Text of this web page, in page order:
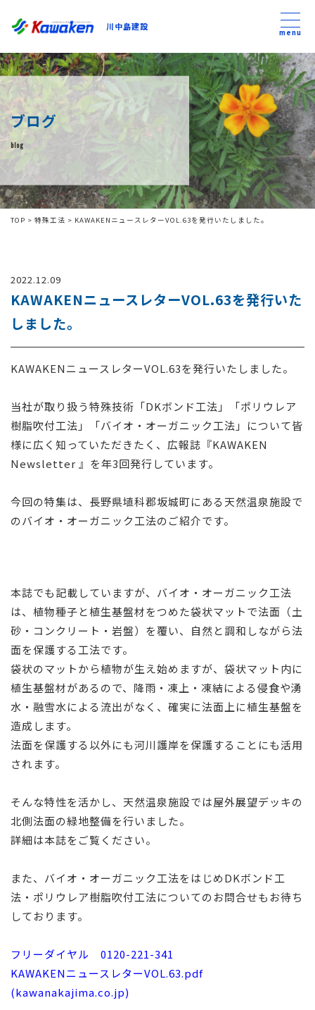
川中島建設
川中島建設
トップ
トピックス
事業内容
私たちについて
コンテンツ
menu
ブログ
blog
TOP > 特殊工法 > KAWAKENニュースレターVOL.63を発行いたしました。
2022.12.09
KAWAKENニュースレターVOL.63を発行いた
しました。
KAWAKENニュースレターVOL.63を発行いたしました。
当社が取り扱う特殊技術 「DKボンド工法」
「ポリウレア
樹脂吹付工法」「バイオ・オーガニック工法」について皆
様に広く知っていただきたく、広報誌『KAWAKEN
Newsletter 』を年3回発行しています。
今回の特集は、長野県埴科郡坂城町にある天然温泉施設で
のバイオ・オーガニック工法のご紹介です。
本誌でも記載していますが、バイオ・オーガニック工法
は、植物種子と植生基盤材をつめた袋状マットで法面（土
砂・コンクリート・岩盤）を覆い、自然と調和しながら法
面を保護する工法です。
袋状のマットから植物が生え始めますが、袋状マット内に
植生基盤材があるので、降雨・凍上・凍結による侵食や湧
水・融雪水による流出がなく、確実に法面上に植生基盤を
造成します。
法面を保護する以外にも河川護岸を保護することにも活用
されます。
そんな特性を活かし、天然温泉施設では屋外展望デッキの
北側法面の緑地整備を行いました。
詳細は本誌をご覧ください。
また、バイオ・オーガニック工法をはじめDKボンド工
法・ポリウレア樹脂吹付工法についてのお問合せもお待ち
しております。
フリーダイヤル 0120-221-341
KAWAKENニュースレターVOL.63.pdf
(kawanakajima.co.jp)